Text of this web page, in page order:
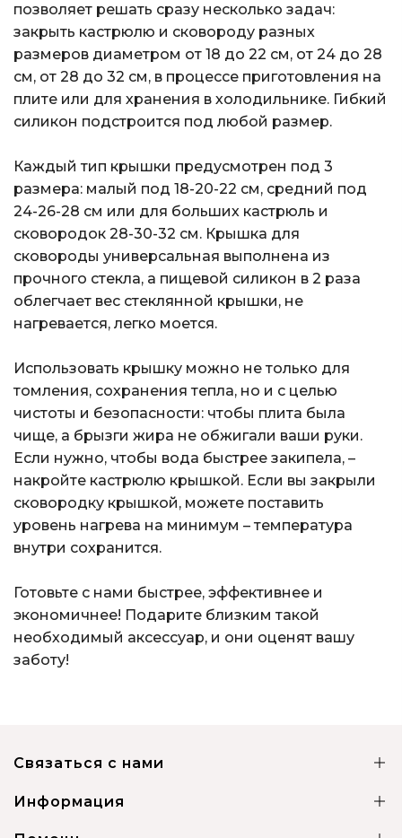
позволяет решать сразу несколько задач:
закрыть кастрюлю и сковороду разных
размеров диаметром от 18 до 22 см, от 24 до 28
см, от 28 до 32 см, в процессе приготовления на
плите или для хранения в холодильнике. Гибкий
силикон подстроится под любой размер.
Каждый тип крышки предусмотрен под 3
размера: малый под 18-20-22 см, средний под
24-26-28 см или для больших кастрюль и
сковородок 28-30-32 см. Крышка для
сковороды универсальная выполнена из
прочного стекла, а пищевой силикон в 2 раза
облегчает вес стеклянной крышки, не
нагревается, легко моется.
Использовать крышку можно не только для
томления, сохранения тепла, но и с целью
чистоты и безопасности: чтобы плита была
чище, а брызги жира не обжигали ваши руки.
Если нужно, чтобы вода быстрее закипела, –
накройте кастрюлю крышкой. Если вы закрыли
сковородку крышкой, можете поставить
уровень нагрева на минимум – температура
внутри сохранится.
Готовьте с нами быстрее, эффективнее и
экономичнее! Подарите близким такой
необходимый аксессуар, и они оценят вашу
заботу!
Связаться с нами
Информация